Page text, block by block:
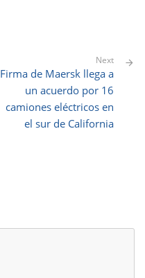
Next
Firma de Maersk llega a
un acuerdo por 16
camiones eléctricos en
el sur de California